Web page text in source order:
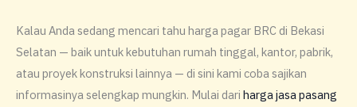
Kalau Anda sedang mencari tahu harga pagar BRC di Bekasi
Selatan — baik untuk kebutuhan rumah tinggal, kantor, pabrik,
atau proyek konstruksi lainnya — di sini kami coba sajikan
informasinya selengkap mungkin. Mulai dari harga jasa pasang